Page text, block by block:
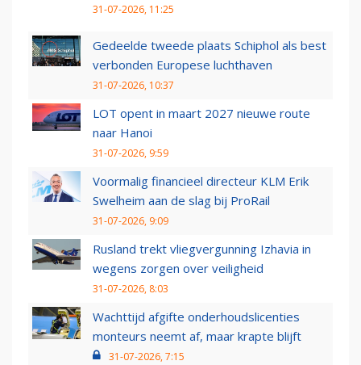
31-07-2026, 11:25
Gedeelde tweede plaats Schiphol als best
verbonden Europese luchthaven
31-07-2026, 10:37
LOT opent in maart 2027 nieuwe route
naar Hanoi
31-07-2026, 9:59
Voormalig financieel directeur KLM Erik
Swelheim aan de slag bij ProRail
31-07-2026, 9:09
Rusland trekt vliegvergunning Izhavia in
wegens zorgen over veiligheid
31-07-2026, 8:03
Wachttijd afgifte onderhoudslicenties
monteurs neemt af, maar krapte blijft
31-07-2026, 7:15